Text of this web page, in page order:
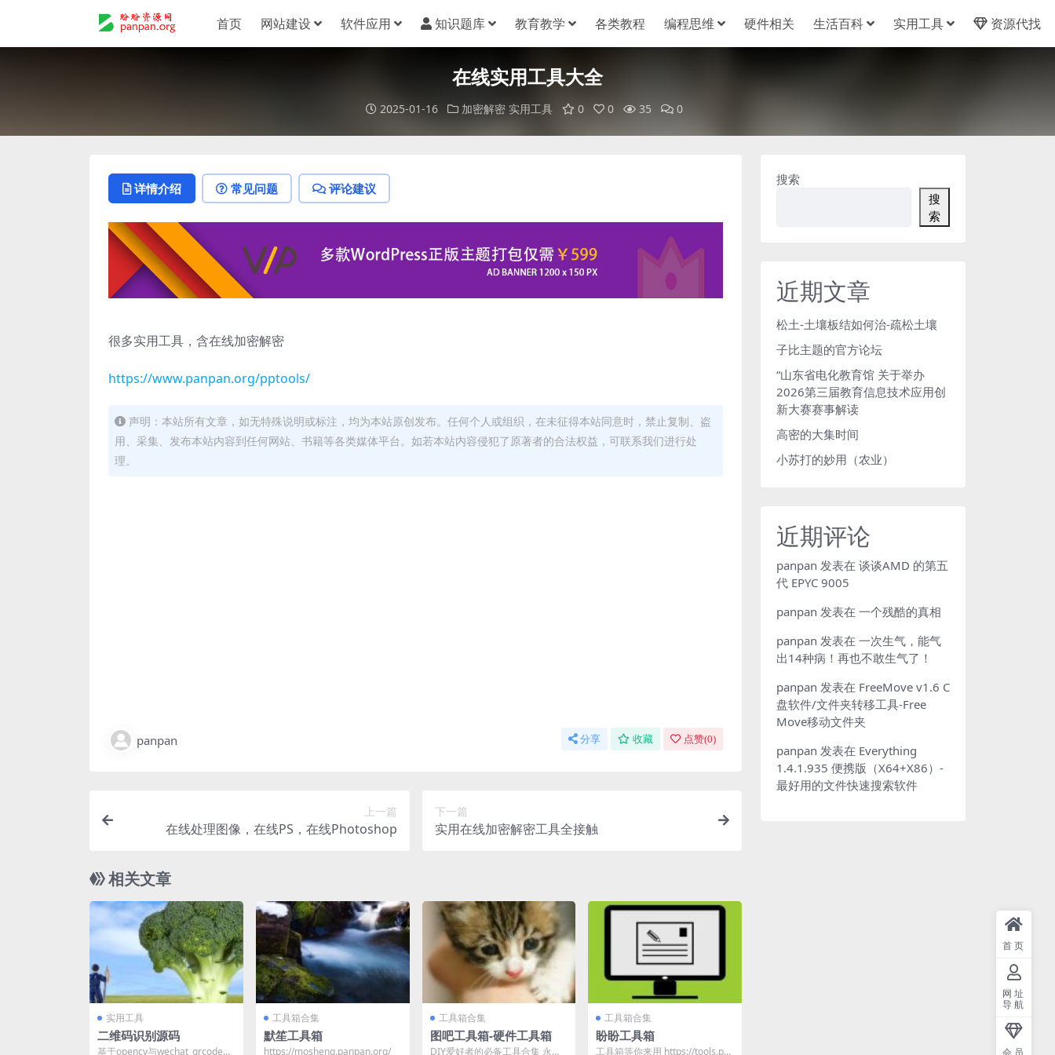
首页 网站建设 软件应用 知识题库 教育教学 各类教程 编程思维 硬件相关 生活百科 实用工具 资源代找
在线实用工具大全
2025-01-16 加密解密 实用工具 0 0 35 0
详情介绍 常见问题 评论建议
很多实用工具，含在线加密解密
https://www.panpan.org/pptools/
声明：本站所有文章，如无特殊说明或标注，均为本站原创发布。任何个人或组织，在未征得本站同意时，禁止复制、盗
用、采集、发布本站内容到任何网站、书籍等各类媒体平台。如若本站内容侵犯了原著者的合法权益，可联系我们进行处
理。
panpan 分享 收藏 点赞(0)
上一篇
在线处理图像，在线PS，在线Photoshop
下一篇
实用在线加密解密工具全接触
相关文章
实用工具
二维码识别源码
基于opencv与wechat_qrcode实
工具箱合集
默笙工具箱
https://mosheng.panpan.org/
工具箱合集
图吧工具箱-硬件工具箱
DIY爱好者的必备工具合集 永久
工具箱合集
盼盼工具箱
工具箱等你来用 https://tools.pa
搜索
搜
索
近期文章
松土-土壤板结如何治-疏松土壤
子比主题的官方论坛
“山东省电化教育馆 关于举办
2026第三届教育信息技术应用创
新大赛赛事解读
高密的大集时间
小苏打的妙用（农业）
近期评论
panpan 发表在 谈谈AMD 的第五
代 EPYC 9005
panpan 发表在 一个残酷的真相
panpan 发表在 一次生气，能气
出14种病！再也不敢生气了！
panpan 发表在 FreeMove v1.6 C
盘软件/文件夹转移工具-Free
Move移动文件夹
panpan 发表在 Everything
1.4.1.935 便携版（X64+X86）-
最好用的文件快速搜索软件
首页
网址
导航
会员